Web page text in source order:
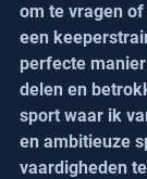
om te vragen
een
perfecte
delen en
sport waar ik
en ambitieuze
vaardigheden